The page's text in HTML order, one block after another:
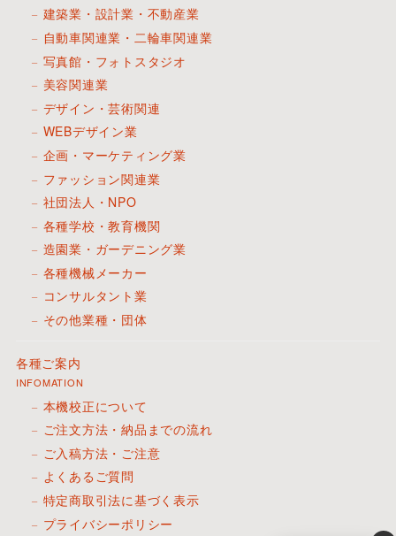
建築業・設計業・不動産業
自動車関連業・二輪車関連業
写真館・フォトスタジオ
美容関連業
デザイン・芸術関連
WEBデザイン業
企画・マーケティング業
ファッション関連業
社団法人・NPO
各種学校・教育機関
造園業・ガーデニング業
各種機械メーカー
コンサルタント業
その他業種・団体
各種ご案内
INFOMATION
本機校正について
ご注文方法・納品までの流れ
ご入稿方法・ご注意
よくあるご質問
特定商取引法に基づく表示
プライバシーポリシー